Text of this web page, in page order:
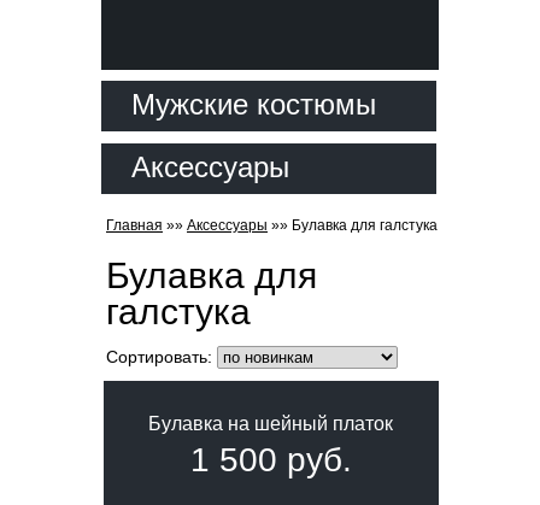
Мужские костюмы
Аксессуары
Главная »» Аксессуары »» Булавка для галстука
Булавка для
галстука
Сортировать:
Булавка на шейный платок
1 500 руб.